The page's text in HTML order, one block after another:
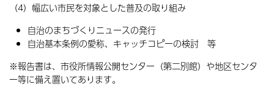
（4）幅広い市民を対象とした普及の取り組み
自治のまちづくりニュースの発行
自治基本条例の愛称、キャッチコピーの検討 等
※報告書は、市役所情報公開センター（第二別館）や地区センタ
ー等に備え置いてあります。